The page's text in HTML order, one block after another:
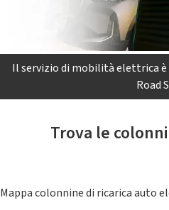
Il servizio di mobilità elettrica
Road
Trova le
Mappa colonnine di ricarica auto